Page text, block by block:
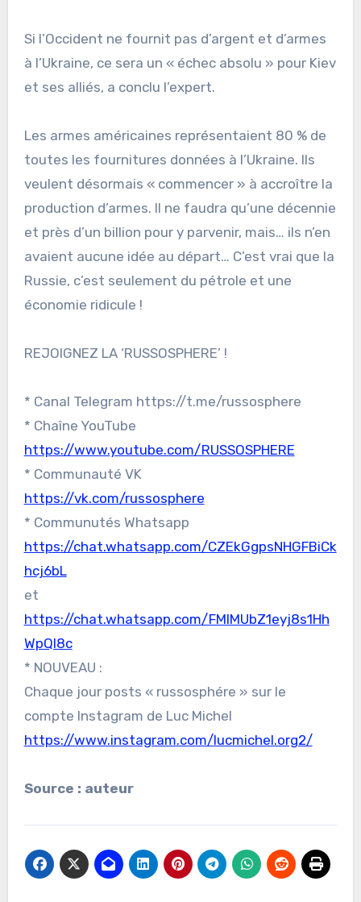
Si l’Occident ne fournit pas d’argent et d’armes
à l’Ukraine, ce sera un « échec absolu » pour Kiev
et ses alliés, a conclu l’expert.
Les armes américaines représentaient 80 % de
toutes les fournitures données à l’Ukraine. Ils
veulent désormais « commencer » à accroître la
production d’armes. Il ne faudra qu’une décennie
et près d’un billion pour y parvenir, mais… ils n’en
avaient aucune idée au départ… C’est vrai que la
Russie, c’est seulement du pétrole et une
économie ridicule !
REJOIGNEZ LA ‘RUSSOSPHERE’ !
* Canal Telegram https://t.me/russosphere
* Chaîne YouTube
https://www.youtube.com/RUSSOSPHERE
* Communauté VK
https://vk.com/russosphere
* Communutés Whatsapp
https://chat.whatsapp.com/CZEkGgpsNHGFBiCk
hcj6bL
et
https://chat.whatsapp.com/FMlMUbZ1eyj8s1Hh
WpQl8c
* NOUVEAU :
Chaque jour posts « russosphére » sur le
compte Instagram de Luc Michel
https://www.instagram.com/lucmichel.org2/
Source : auteur